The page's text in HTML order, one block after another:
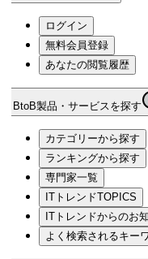
ログイン
無料会員登録
あなたの閲覧履歴
BtoB製品・サービスを探す
カテゴリーから探す
ランキングから探す
専門家一覧
ITトレンドTOPICS
ITトレンドからのお知
よく検索されるキーワ